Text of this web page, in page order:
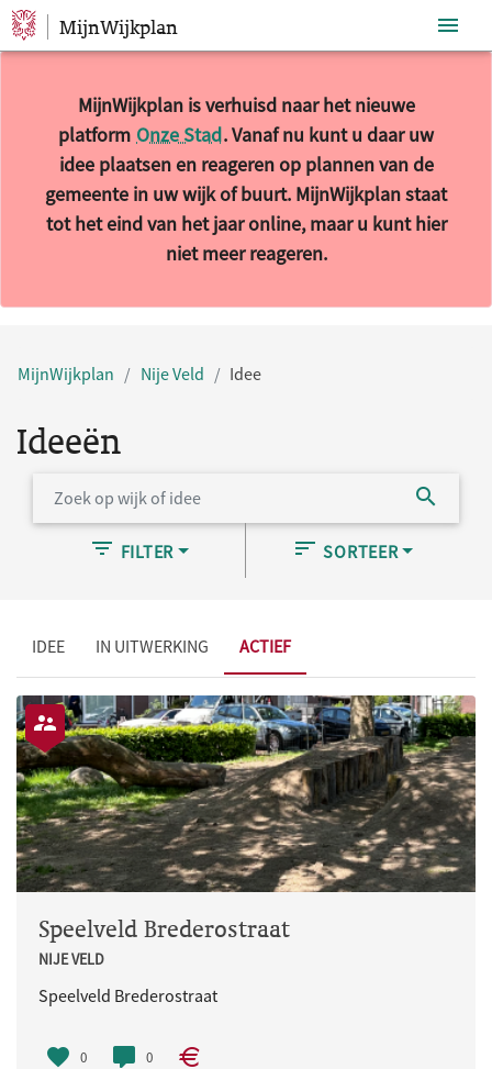
Sla navigatie over
MijnWijkplan
MijnWijkplan is verhuisd naar het nieuwe
platform Onze Stad. Vanaf nu kunt u daar uw
idee plaatsen en reageren op plannen van de
gemeente in uw wijk of buurt. MijnWijkplan staat
tot het eind van het jaar online, maar u kunt hier
niet meer reageren.
MijnWijkplan Nije Veld Idee
Ideeën
FILTER SORTEER
IDEE IN UITWERKING ACTIEF
Speelveld Brederostraat
NIJE VELD
Speelveld Brederostraat
0 0